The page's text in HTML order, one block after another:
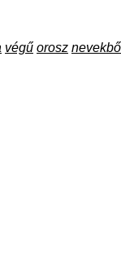
végű orosz